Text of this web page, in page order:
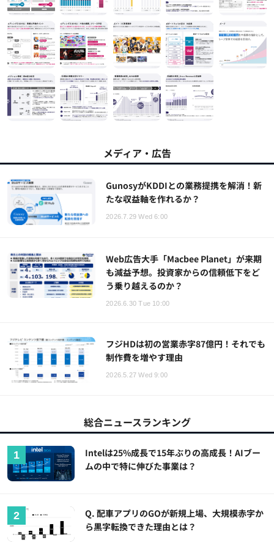
メディア・広告
GunosyがKDDIとの業務提携を解消！新
たな収益軸を作れるか？
2026.7.29 Wed 6:00
Web広告大手「Macbee Planet」が来期
も減益予想。投資家からの信頼低下をど
う乗り越えるのか？
2026.6.30 Tue 10:00
フジHDは初の営業赤字87億円！それでも
制作費を増やす理由
2026.5.27 Wed 9:00
総合ニュースランキング
Intelは25%成長で15年ぶりの高成長！AIブー
ムの中で特に伸びた事業は？
Q. 配車アプリのGOが新規上場、大規模赤字か
ら黒字転換できた理由とは？